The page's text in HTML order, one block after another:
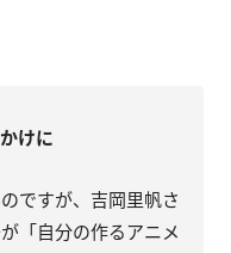
けに
ですが、吉岡里帆さ
「自分の作るアニメ